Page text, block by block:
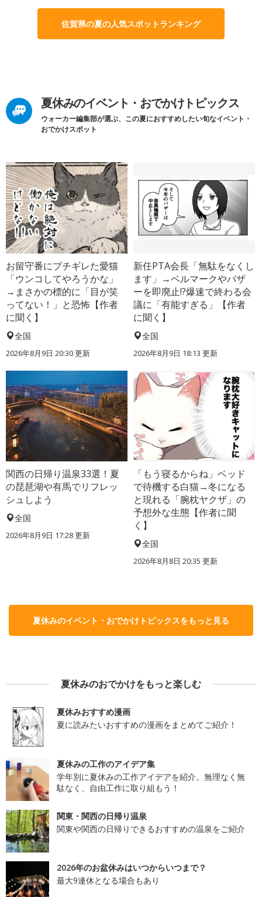
佐賀県の夏の人気スポットランキング
夏休みのイベント・おでかけトピックス
ウォーカー編集部が選ぶ、この夏におすすめしたい旬なイベント・
おでかけスポット
お留守番にブチギレた愛猫
「ウンコしてやろうかな」
→まさかの標的に「目が笑
ってない！」と恐怖【作者
に聞く】
全国
2026年8月9日 20:30更新
新任PTA会長「無駄をなくし
ます」→ベルマークやバザ
ーを即廃止!?爆速で終わる会
議に「有能すぎる」【作者
に聞く】
全国
2026年8月9日 18:13 更新
関西の日帰り温泉33選！夏
の琵琶湖や有馬でリフレッ
シュしよう
全国
2026年8月9日 17:28更新
「もう寝るからね」ベッド
で待機する白猫→冬になる
と現れる「腕枕ヤクザ」の
予想外な生態【作者に聞
く】
全国
2026年8月8日 20:35 更新
夏休みのイベント・おでかけトピックスをもっと見る
夏休みのおでかけをもっと楽しむ
夏休みおすすめ漫画
夏に読みたいおすすめの漫画をまとめてご紹介！
夏休みの工作のアイデア集
学年別に夏休みの工作アイデアを紹介。無理なく無
駄なく、自由工作に取り組もう！
関東・関西の日帰り温泉
関東や関西の日帰りできるおすすめの温泉をご紹介
2026年のお盆休みはいつからいつまで？
最大9連休となる場合もあり